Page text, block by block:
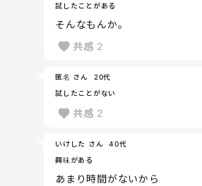
試したことがある
そんなもんか。
共感 2
匿名 さん
20代
試したことがない
共感 2
いけした さん
40代
興味がある
あまり時間がないから